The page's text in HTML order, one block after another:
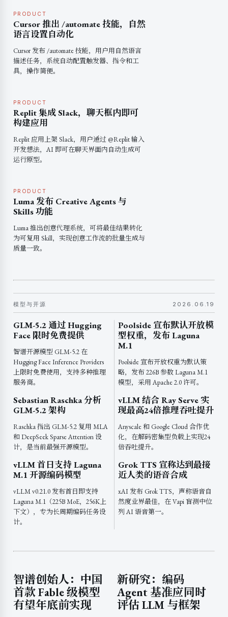
PRODUCT
Cursor 推出 /automate 技能，自然
语言设置自动化
Cursor 发布 /automate 技能，用户用自然语言
描述任务，系统自动配置触发器、指令和工
具，操作简便。
PRODUCT
Replit 集成 Slack，聊天框内即可
构建应用
Replit 应用上架 Slack，用户通过 @Replit 输入
开发想法，AI 即可在聊天界面内自动生成可
运行原型。
PRODUCT
Luma 发布 Creative Agents 与
Skills 功能
Luma 推出创意代理系统，可将最佳结果转化
为可复用 Skill，实现创意工作流的批量生成与
质量一致。
模型与开源 2026.06.19
GLM-5.2 通过 Hugging
Face 限时免费提供
智谱开源模型 GLM-5.2 在
Hugging Face Inference Providers
上限时免费使用，支持多种推理
服务商。
Sebastian Raschka 分析
GLM-5.2 架构
Raschka 指出 GLM-5.2 复用 MLA
和 DeepSeek Sparse Attention 设
计，是当前最强开源模型。
vLLM 首日支持 Laguna
M.1 开源编码模型
vLLM v0.21.0 发布首日即支持
Laguna M.1（225B MoE，256K上
下文），专为长周期编码任务设
计。
Poolside 宣布默认开放模
型权重，发布 Laguna
M.1
Poolside 宣布开放权重为默认策
略，发布 226B 参数 Laguna M.1
模型，采用 Apache 2.0 许可。
vLLM 结合 Ray Serve 实
现最高24倍推理吞吐提升
Anyscale 和 Google Cloud 合作优
化，在解码密集型负载上实现24
倍吞吐提升。
Grok TTS 宣称达到最接
近人类的语音合成
xAI 发布 Grok TTS，声称语音自
然度业界最佳，在 Vapi 盲测中位
列 AI 语音第一。
智谱创始人：中国
首款 Fable 级模型
有望年底前实现
新研究：编码
Agent 基准应同时
评估 LLM 与框架